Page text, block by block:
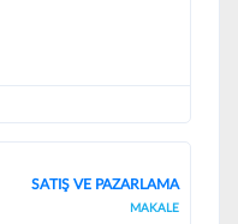
SATIŞ VE PAZARLAMA
MAKALE